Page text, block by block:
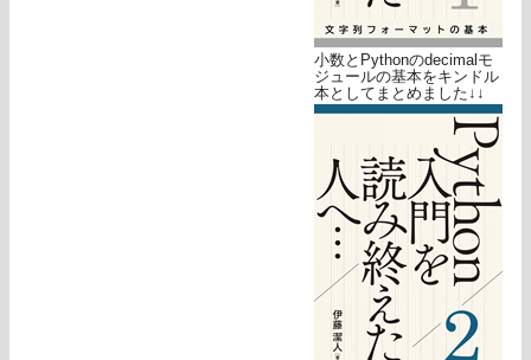
小数とPythonのdecimalモ
ジュールの基本をキンドル
本としてまとめました↓↓